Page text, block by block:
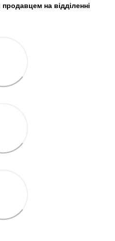
на відділенні